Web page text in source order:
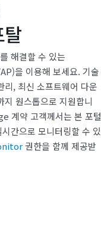
해결할 수 있는
을 이용해 보세요. 기술
리, 최신 소프트웨어 다운
원스톱으로 지원합니
계약 고객께서는 본 포털
간으로 모니터링할 수 있
권한을 함께 제공받